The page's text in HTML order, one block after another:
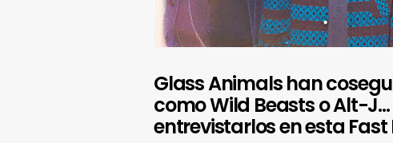
Glass Animals han
como Wild Beasts o Alt-
entrevistarlos en esta Fast